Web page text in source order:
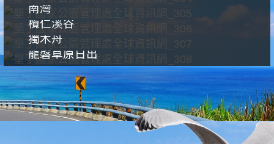
南灣
欖仁溪谷
獨木舟
龍磐草原日出